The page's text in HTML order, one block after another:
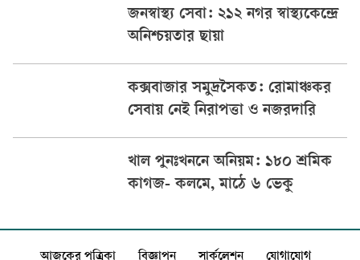
জনস্বাস্থ্য সেবা: ২১২ নগর স্বাস্থ্যকেন্দ্রে
অনিশ্চয়তার ছায়া
কক্সবাজার সমুদ্রসৈকত: রোমাঞ্চকর
সেবায় নেই নিরাপত্তা ও নজরদারি
খাল পুনঃখননে অনিয়ম: ১৮০ শ্রমিক
কাগজ- কলমে, মাঠে ৬ ভেকু